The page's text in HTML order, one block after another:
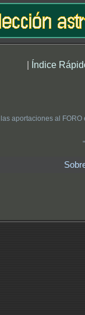
| Índice
las aportaciones al